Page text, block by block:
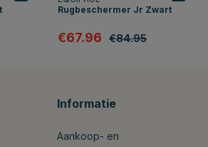
Rugbeschermer Jr Zwart
€67.96 €84.95
Informatie
Aankoop- en